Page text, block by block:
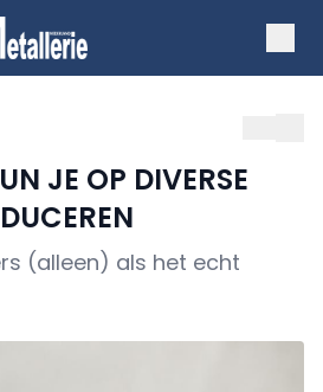
JE OP DIVERSE
(alleen) als het echt